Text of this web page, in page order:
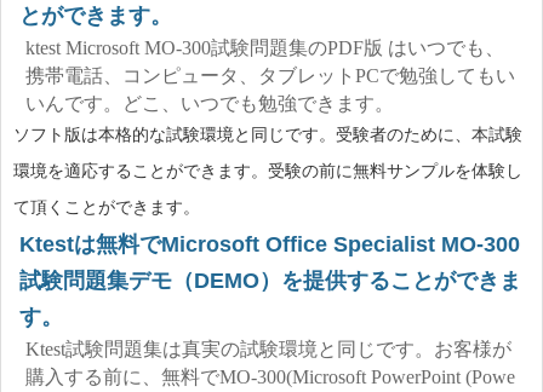
とができます。
ktest Microsoft MO-300試験問題集のPDF版 はいつでも、
携帯電話、コンピュータ、タブレットPCで勉強してもい
いんです。どこ、いつでも勉強できます。
ソフト版は本格的な試験環境と同じです。受験者のために、本試験
環境を適応することができます。受験の前に無料サンプルを体験し
て頂くことができます。
Ktestは無料でMicrosoft Office Specialist MO-300
試験問題集デモ（DEMO）を提供することができま
す。
Ktest試験問題集は真実の試験環境と同じです。お客様が
購入する前に、無料でMO-300(Microsoft PowerPoint (Powe